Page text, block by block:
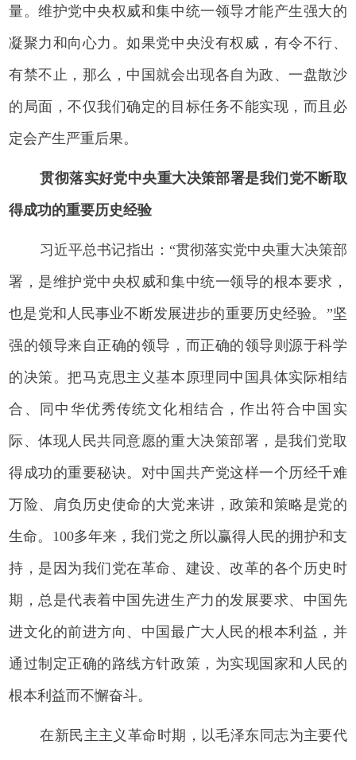
量。维护党中央权威和集中统一领导才能产生强大的
凝聚力和向心力。如果党中央没有权威，有令不行、
有禁不止，那么，中国就会出现各自为政、一盘散沙
的局面，不仅我们确定的目标任务不能实现，而且必
定会产生严重后果。
贯彻落实好党中央重大决策部署是我们党不断取
得成功的重要历史经验
习近平总书记指出：“贯彻落实党中央重大决策部
署，是维护党中央权威和集中统一领导的根本要求，
也是党和人民事业不断发展进步的重要历史经验。”坚
强的领导来自正确的领导，而正确的领导则源于科学
的决策。把马克思主义基本原理同中国具体实际相结
合、同中华优秀传统文化相结合，作出符合中国实
际、体现人民共同意愿的重大决策部署，是我们党取
得成功的重要秘诀。对中国共产党这样一个历经千难
万险、肩负历史使命的大党来讲，政策和策略是党的
生命。100多年来，我们党之所以赢得人民的拥护和支
持，是因为我们党在革命、建设、改革的各个历史时
期，总是代表着中国先进生产力的发展要求、中国先
进文化的前进方向、中国最广大人民的根本利益，并
通过制定正确的路线方针政策，为实现国家和人民的
根本利益而不懈奋斗。
在新民主主义革命时期，以毛泽东同志为主要代